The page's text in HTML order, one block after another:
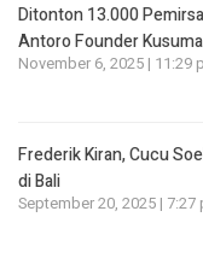
Ditonton 13.000
Antoro Founder
November 6, 2025 | 11:29
Frederik Kiran, Cucu
di Bali
September 20, 2025 | 7:27